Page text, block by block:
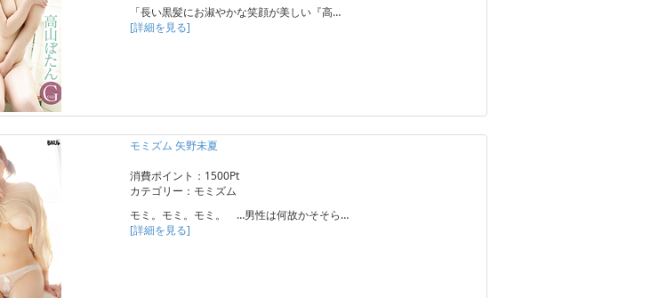
「長い黒髪にお淑やかな笑顔が美しい『高…
[詳細を見る]
モミズム 矢野未夏
消費ポイント：1500Pt
カテゴリー：モミズム
モミ。モミ。モミ。 …男性は何故かそそら…
[詳細を見る]